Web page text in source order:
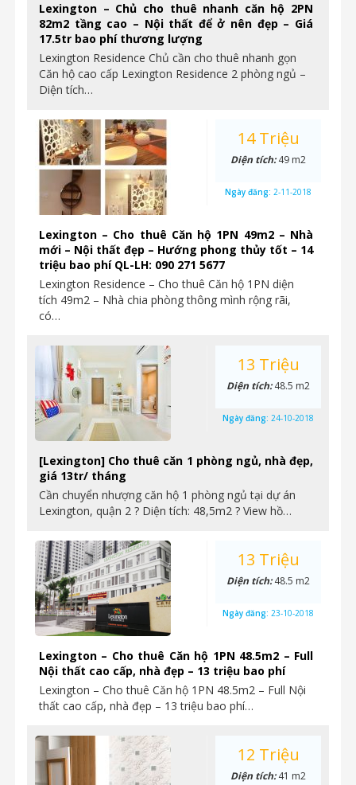
Lexington – Chủ cho thuê nhanh căn hộ 2PN
82m2 tầng cao – Nội thất để ở nên đẹp – Giá
17.5tr bao phí thương lượng
Lexington Residence Chủ cần cho thuê nhanh gọn
Căn hộ cao cấp Lexington Residence 2 phòng ngủ –
Diện tích…
Lexington – Cho thuê Căn hộ 1PN 49m2 – Nhà
mới – Nội thất đẹp – Hướng phong thủy tốt – 14
triệu bao phí QL-LH: 090 271 5677
Lexington Residence – Cho thuê Căn hộ 1PN diện
tích 49m2 – Nhà chia phòng thông mình rộng rãi,
có…
14 Triệu
Diện tích:49 m2
Ngày đăng: 2-11-2018
[Lexington] Cho thuê căn 1 phòng ngủ, nhà đẹp,
giá 13tr/ tháng
Cần chuyển nhượng căn hộ 1 phòng ngủ tại dự án
Lexington, quận 2 ? Diện tích: 48,5m2 ? View hồ…
13 Triệu
Diện tích:48.5 m2
Ngày đăng: 24-10-2018
Lexington – Cho thuê Căn hộ 1PN 48.5m2 – Full
Nội thất cao cấp, nhà đẹp – 13 triệu bao phí
Lexington – Cho thuê Căn hộ 1PN 48.5m2 – Full Nội
thất cao cấp, nhà đẹp – 13 triệu bao phí…
13 Triệu
Diện tích:48.5 m2
Ngày đăng: 23-10-2018
12 Triệu
Diện tích:41 m2